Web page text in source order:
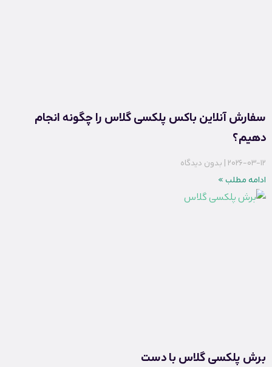
سفارش آنلاین باکس پلکسی گلاس را چگونه انجام
دهیم؟
2026-03-12 بدون دیدگاه
ادامه مطلب »
برش پلکسی گلاس با دست